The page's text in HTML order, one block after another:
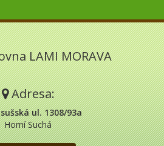
LAMI MORAVA
Adresa:
ul. 1308/93a
Horní Suchá